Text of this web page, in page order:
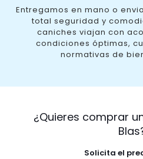
Entregamos en mano o
total seguridad y
caniches viajan con
condiciones óptimas,
normativas de
¿Quieres comprar
Solicita el